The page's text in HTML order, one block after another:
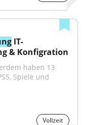
IT-
& Konfigration
haben 13
Vollzeit